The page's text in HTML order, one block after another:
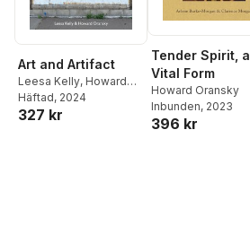
Art and Artifact
Leesa Kelly, Howard
Oransky
Häftad, 2024
327 kr
Tender Spirit, a
Vital Form
Howard Oransky
Inbunden, 2023
396 kr